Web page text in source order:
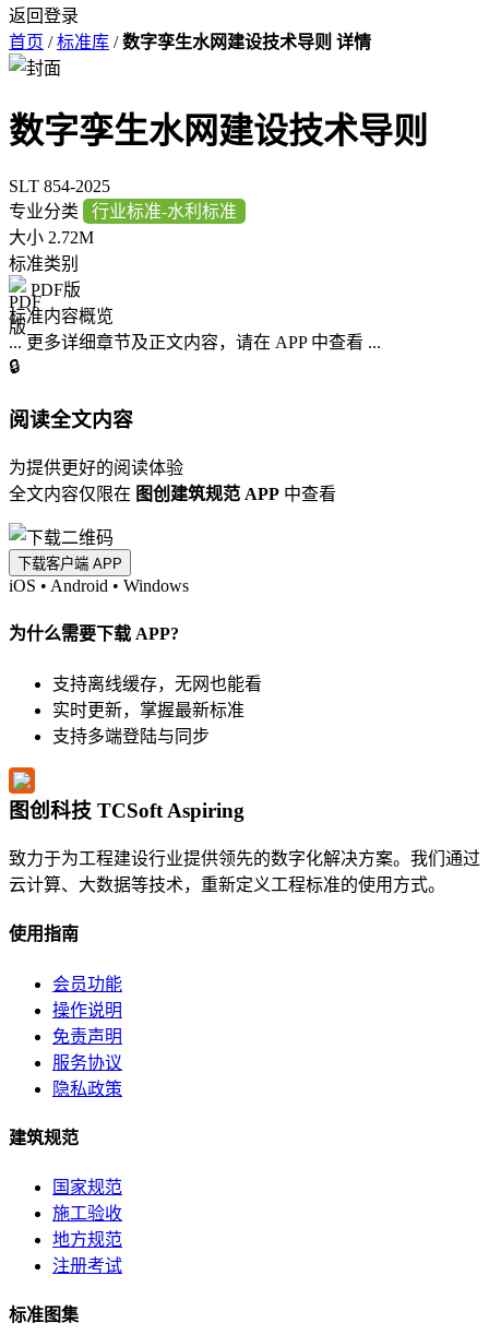
返回登录
首页 / 标准库 / 数字孪生水网建设技术导则 详情
数字孪生水网建设技术导则
SLT 854-2025
专业分类
行业标准-水利标准
大小 2.72M
标准类别
PDF版
标准内容概览
... 更多详细章节及正文内容，请在 APP 中查看 ...
🔒
阅读全文内容
为提供更好的阅读体验
全文内容仅限在 图创建筑规范 APP 中查看
下载客户端 APP
iOS • Android • Windows
为什么需要下载 APP?
支持离线缓存，无网也能看
实时更新，掌握最新标准
支持多端登陆与同步
图创科技 TCSoft Aspiring
致力于为工程建设行业提供领先的数字化解决方案。我们通过
云计算、大数据等技术，重新定义工程标准的使用方式。
使用指南
会员功能
操作说明
免责声明
服务协议
隐私政策
建筑规范
国家规范
施工验收
地方规范
注册考试
标准图集